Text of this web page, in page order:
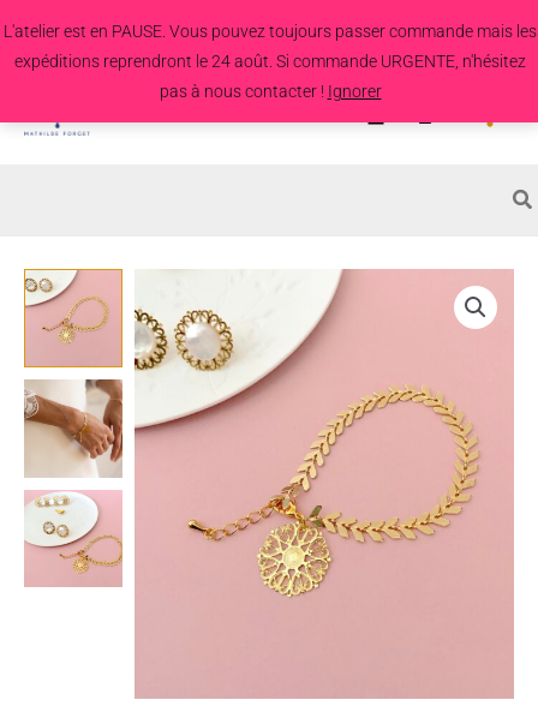
L'atelier est en PAUSE. Vous pouvez toujours passer commande mais les
expéditions reprendront le 24 août. Si commande URGENTE, n'hésitez
pas à nous contacter ! Ignorer
au
contenu
quantité
de
Bracelet
Morio